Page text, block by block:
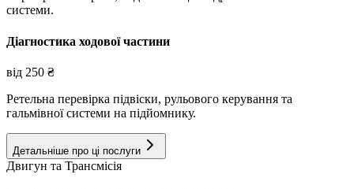
системи.
Діагностика ходової частини
від 250 ₴
Ретельна перевірка підвіски, рульового керування та
гальмівної системи на підйомнику.
Детальніше про ці послуги
Двигун та Трансмісія